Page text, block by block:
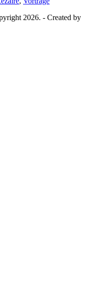
2026. - Created by